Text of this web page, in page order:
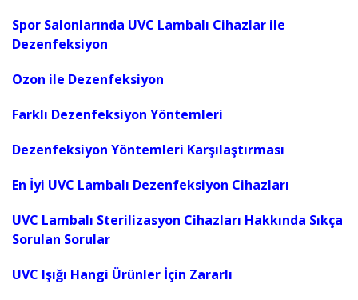
Spor Salonlarında UVC Lambalı Cihazlar ile
Dezenfeksiyon
Ozon ile Dezenfeksiyon
Farklı Dezenfeksiyon Yöntemleri
Dezenfeksiyon Yöntemleri Karşılaştırması
En İyi UVC Lambalı Dezenfeksiyon Cihazları
UVC Lambalı Sterilizasyon Cihazları Hakkında Sıkça
Sorulan Sorular
UVC Işığı Hangi Ürünler İçin Zararlı